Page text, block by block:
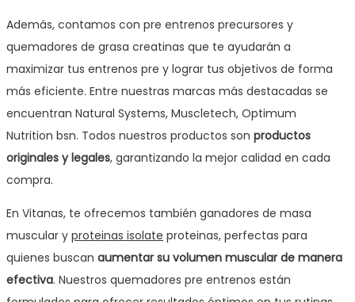
Además, contamos con pre entrenos precursores y
quemadores de grasa creatinas que te ayudarán a
maximizar tus entrenos pre y lograr tus objetivos de forma
más eficiente. Entre nuestras marcas más destacadas se
encuentran Natural Systems, Muscletech, Optimum
Nutrition bsn. Todos nuestros productos son productos
originales y legales, garantizando la mejor calidad en cada
compra.
En Vitanas, te ofrecemos también ganadores de masa
muscular y proteinas isolate proteinas, perfectas para
quienes buscan aumentar su volumen muscular de manera
efectiva. Nuestros quemadores pre entrenos están